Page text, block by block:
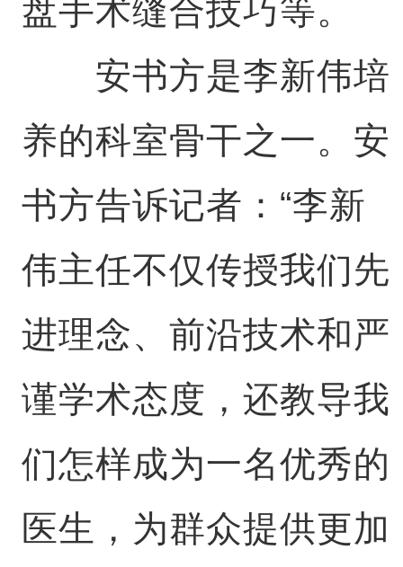
盘手术缝合技巧等。
安书方是李新伟培
养的科室骨干之一。安
书方告诉记者：“李新
伟主任不仅传授我们先
进理念、前沿技术和严
谨学术态度，还教导我
们怎样成为一名优秀的
医生，为群众提供更加